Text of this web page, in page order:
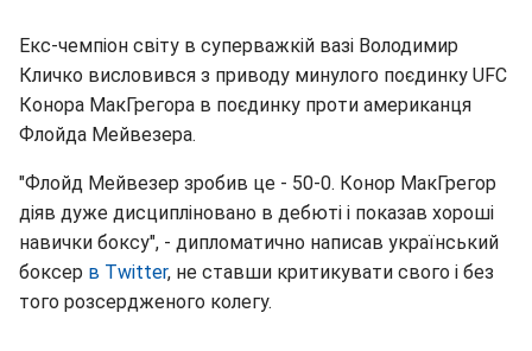
Екс-чемпіон світу в суперважкій вазі Володимир
Кличко висловився з приводу минулого поєдинку UFC
Конора МакГрегора в поєдинку проти американця
Флойда Мейвезера.
"Флойд Мейвезер зробив це - 50-0. Конор МакГрегор
діяв дуже дисципліновано в дебюті і показав хороші
навички боксу", - дипломатично написав український
боксер в Twitter, не ставши критикувати свого і без
того розсердженого колегу.